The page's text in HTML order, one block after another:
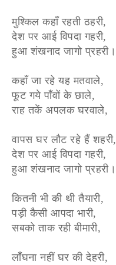
मुश्किल कहाँ रहती ठहरी,
देश पर आई विपदा गहरी,
हुआ शंखनाद जागो प्रहरी।
कहाँ जा रहे यह मतवाले,
फूट गये पाँवों के छाले,
राह तकें अपलक घरवाले,
वापस घर लौट रहे हैं शहरी,
देश पर आई विपदा गहरी,
हुआ शंखनाद जागो प्रहरी।
कितनी भी की थी तैयारी,
पड़ी कैसी आपदा भारी,
सबको ताक रही बीमारी,
लाँघना नहीं घर की देहरी,